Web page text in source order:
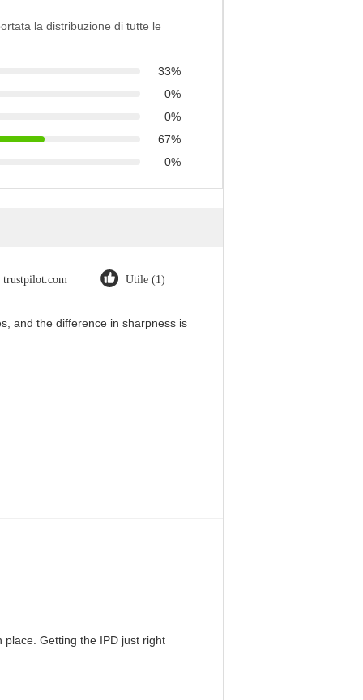
la distribuzione di tutte le
33%
0%
0%
67%
0%
trustpilot.com Utile (1)
and the difference in sharpness is
Getting the IPD just right